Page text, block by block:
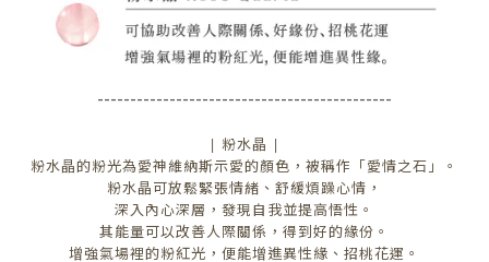
---------------------------------------------
| 粉水晶 |
粉水晶的粉光為愛神維納斯示愛的顏色，被稱作「愛情之石」。
粉水晶可放鬆緊張情緒、舒緩煩躁心情，
深入內心深層，發現自我並提高悟性。
其能量可以改善人際關係，得到好的緣份。
增強氣場裡的粉紅光，便能增進異性緣、招桃花運。